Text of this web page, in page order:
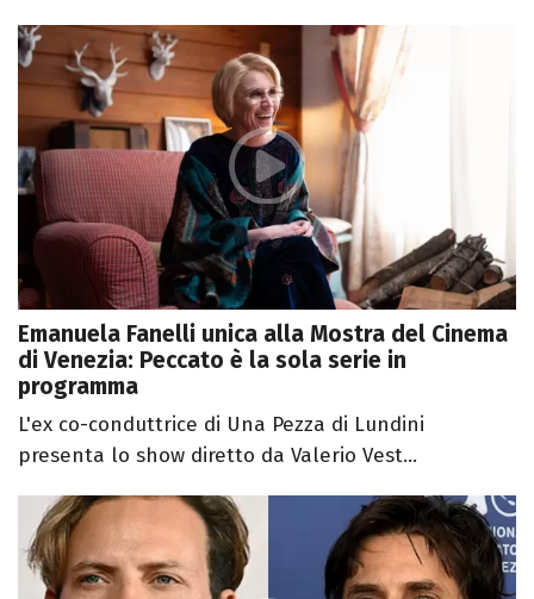
Emanuela Fanelli unica alla Mostra del Cinema
di Venezia: Peccato è la sola serie in
programma
L'ex co-conduttrice di Una Pezza di Lundini
presenta lo show diretto da Valerio Vest...